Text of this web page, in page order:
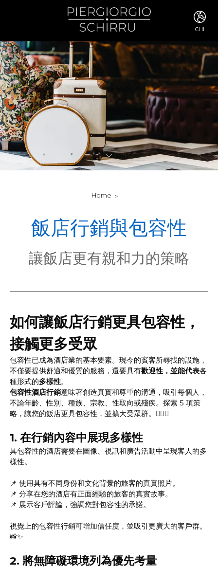
CHI
ITA
ENG
FRA
DEU
ESP
ARA
DUT
KOR
Home
飯店行銷與包容性
讓飯店更有親和力的策略
如何讓飯店行銷更具包容性，
接觸更多受眾
包容性已成為酒店業的基本要素。現今的賓客所尋找的設施，
不僅要提供舒適和優質的服務，還要具有歡迎性，並能代表各
種形式的多樣性。
包容性酒店行銷意味著創造真實和尊重的溝通，吸引每個人，
不論年齡、性別、種族、宗教、性取向或殘疾。探索 5 項策
略，讓您的飯店更具包容性，並擴大受眾群。🏳️‍🌈👐
1. 在行銷內容中展現多樣性
具包容性的酒店需要在圖像、視訊和廣告活動中呈現客人的多
樣性。
📌 使用具有不同身份和文化背景的旅客的真實照片。
📌 分享在您的酒店有正面經驗的旅客的真實故事。
📌 展示客戶評論，強調您對包容性的承諾。
視覺上的包容性行銷可增加信任度，並吸引更廣大的客戶群。
📸✨
2. 將無障礙環境列為優先考量